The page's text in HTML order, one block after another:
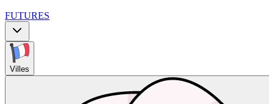
FUTURES
Villes